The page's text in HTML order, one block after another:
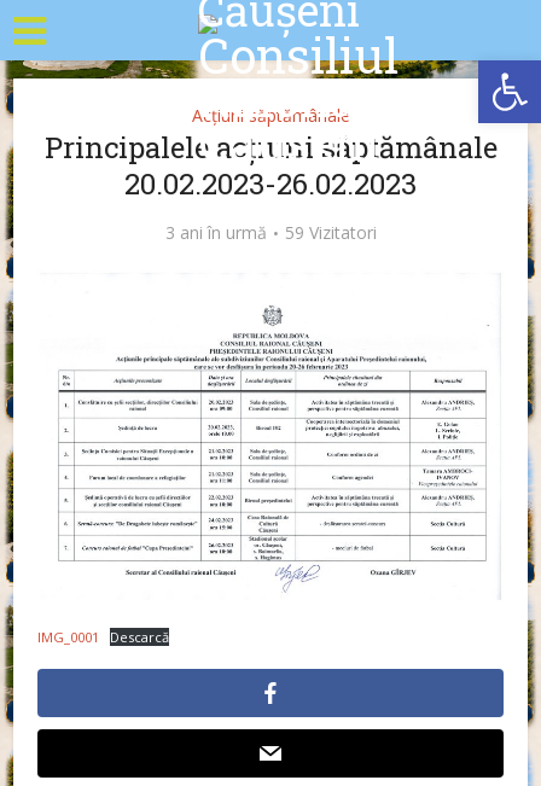
Acțiuni săptămânale
Principalele acțiuni săptămânale
20.02.2023-26.02.2023
3 ani în urmă 59 Vizitatori
IMG_0001 Descarcă